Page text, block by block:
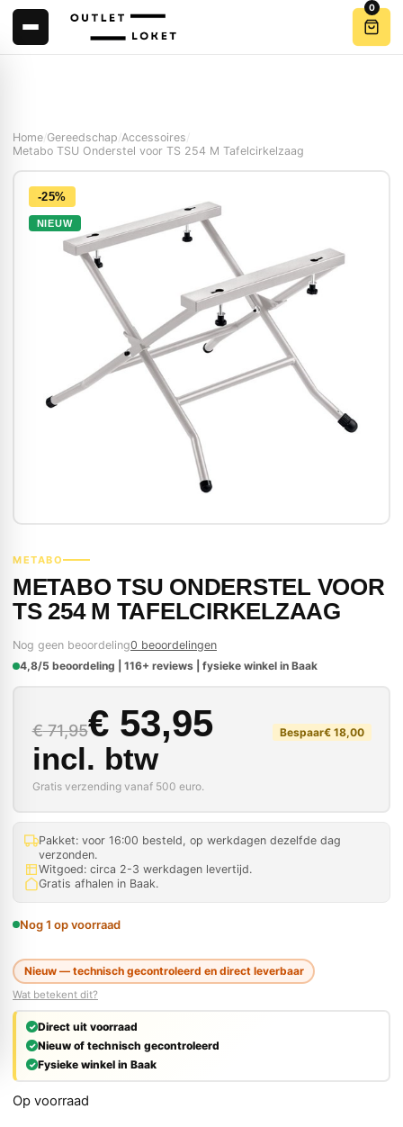
0
Home Gereedschap Accessoires
Metabo TSU Onderstel voor TS 254 M Tafelcirkelzaag
-25%
NIEUW
METABO
METABO TSU ONDERSTEL VOOR
TS 254 M TAFELCIRKELZAAG
Nog geen beoordeling0 beoordelingen
4,8/5 beoordeling | 116+ reviews | fysieke winkel in Baak
€71,95
Oorspronkelijke
€53,95
Huidige prijs is: €
incl. btw
Bespaar€18,00
Gratis verzending vanaf 500 euro.
Pakket: voor 16:00 besteld, op werkdagen dezelfde dag
verzonden.
Witgoed: circa 2-3 werkdagen levertijd.
Gratis afhalen in Baak.
Nog 1 op voorraad
Nieuw — technisch gecontroleerd en direct leverbaar
Wat betekent dit?
Direct uit voorraad
Nieuw of technisch gecontroleerd
Fysieke winkel in Baak
Op voorraad